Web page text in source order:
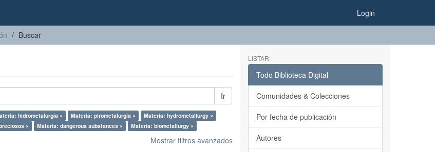
Login
Buscar
Ir
hidrometalurgia × Materia: pirometalurgia ×
Materia: hydrometallurgy ×
× Materia: dangerous substances × Materia: biometallurgy ×
Mostrar filtros avanzados
LISTAR
Todo Biblioteca Digital
Comunidades & Colecciones
Por fecha de publicación
Autores